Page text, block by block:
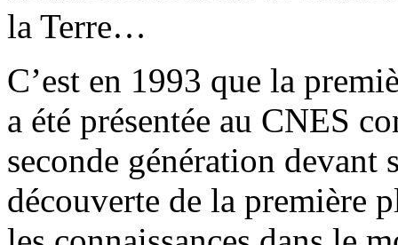
la Terre…
C’est en 1993 que la
a été présentée au CNES
seconde génération
découverte de la première